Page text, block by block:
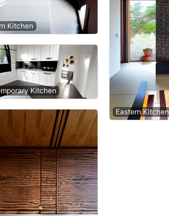
Kitchen
Kitchen
Eastern Kitchen